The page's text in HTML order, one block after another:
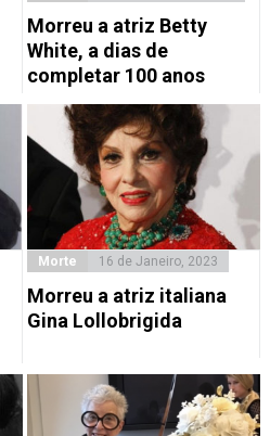
Morreu a atriz Betty
White, a dias de
completar 100 anos
Morte 16 de Janeiro, 2023
Morreu a atriz italiana
Gina Lollobrigida